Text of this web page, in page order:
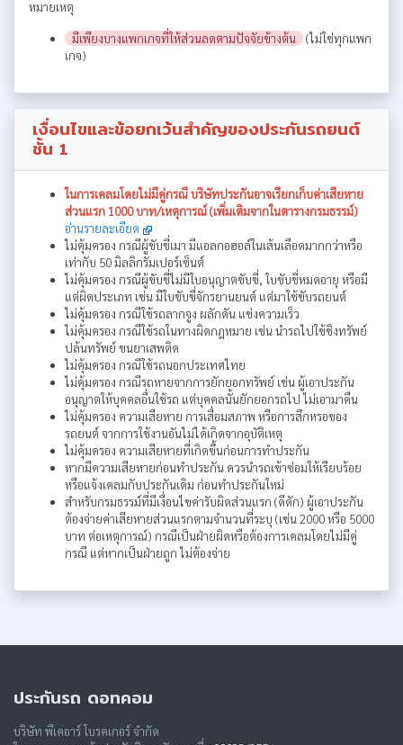
หมายเหตุ
มีเพียงบางแพกเกจที่ให้ส่วนลดตามปัจจัยข้างต้น (ไม่ใช่ทุกแพก
เกจ)
เงื่อนไขและข้อยกเว้นสำคัญของประกันรถยนต์
ชั้น 1
ในการเคลมโดยไม่มีคู่กรณี บริษัทประกันอาจเรียกเก็บค่าเสียหาย
ส่วนแรก 1000 บาท/เหตุการณ์ (เพิ่มเติมจากในตารางกรมธรรม์)
อ่านรายละเอียด
ไม่คุ้มครอง กรณีผู้ขับขี่เมา มีแอลกอฮอล์ในเส้นเลือดมากกว่าหรือ
เท่ากับ 50 มิลลิกรัมเปอร์เซ็นต์
ไม่คุ้มครอง กรณีผู้ขับขี่ไม่มีใบอนุญาตขับขี่, ใบขับขี่หมดอายุ หรือมี
แต่ผิดประเภท เช่น มีใบขับขี่จักรยานยนต์ แต่มาใช้ขับรถยนต์
ไม่คุ้มครอง กรณีใช้รถลากจูง ผลักดัน แข่งความเร็ว
ไม่คุ้มครอง กรณีใช้รถในทางผิดกฎหมาย เช่น นำรถไปใช้ชิงทรัพย์
ปล้นทรัพย์ ขนยาเสพติด
ไม่คุ้มครอง กรณีใช้รถนอกประเทศไทย
ไม่คุ้มครอง กรณีรถหายจากการยักยอกทรัพย์ เช่น ผู้เอาประกัน
อนุญาตให้บุคคลอื่นใช้รถ แต่บุคคลนั้นยักยอกรถไป ไม่เอามาคืน
ไม่คุ้มครอง ความเสียหาย การเสื่อมสภาพ หรือการสึกหรอของ
รถยนต์ จากการใช้งานอันไม่ได้เกิดจากอุบัติเหตุ
ไม่คุ้มครอง ความเสียหายที่เกิดขึ้นก่อนการทำประกัน
หากมีความเสียหายก่อนทำประกัน ควรนำรถเข้าซ่อมให้เรียบร้อย
หรือแจ้งเคลมกับประกันเดิม ก่อนทำประกันใหม่
สำหรับกรมธรรม์ที่มีเงื่อนไขค่ารับผิดส่วนแรก (ดีดัก) ผู้เอาประกัน
ต้องจ่ายค่าเสียหายส่วนแรกตามจำนวนที่ระบุ (เช่น 2000 หรือ 5000
บาท ต่อเหตุการณ์) กรณีเป็นฝ่ายผิดหรือต้องการเคลมโดยไม่มีคู่
กรณี แต่หากเป็นฝ่ายถูก ไม่ต้องจ่าย
ประกันรถ ดอทคอม
บริษัท พีเคอาร์ โบรคเกอร์ จำกัด